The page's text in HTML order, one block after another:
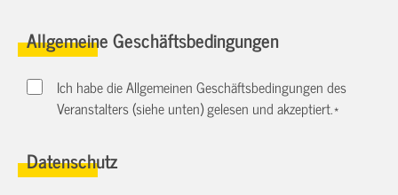
Allgemeine Geschäftsbedingungen
Ich habe die Allgemeinen Geschäftsbedingungen des
Veranstalters (siehe unten) gelesen und akzeptiert.*
Datenschutz